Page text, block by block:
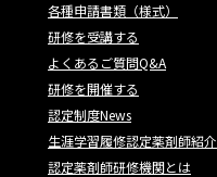
各種申請書類（様式）
研修を受講する
よくあるご質問Q&A
研修を開催する
認定制度News
生涯学習履修認定薬剤師紹介
認定薬剤師研修機関とは